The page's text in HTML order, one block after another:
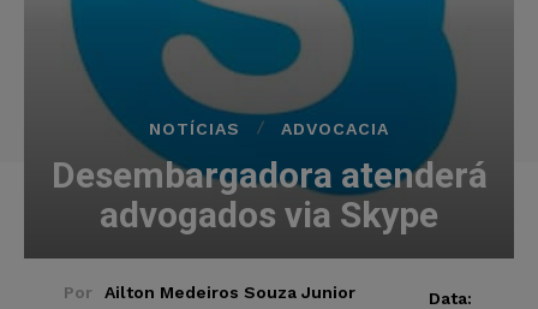
NOTÍCIAS ADVOCACIA
Desembargadora atenderá
advogados via Skype
Por Ailton Medeiros Souza Junior
Data: